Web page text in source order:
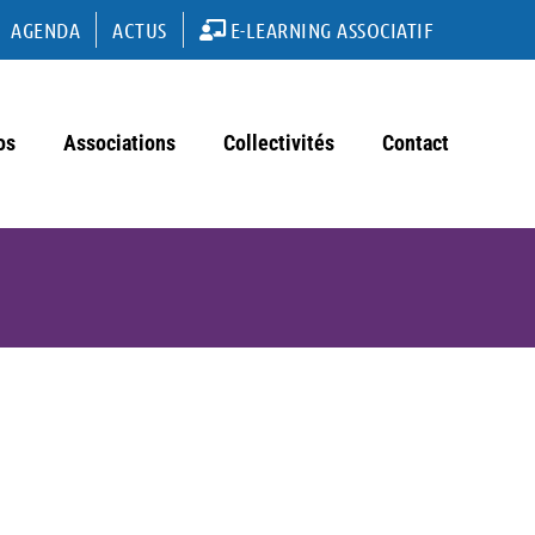
AGENDA ACTUS E-LEARNING ASSOCIATIF
Associations Collectivités Contact